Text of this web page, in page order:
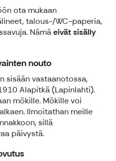
ota mukaan
talous-/WC-paperia,
Nämäeivät sisälly
nouto
sisään vastaanotossa,
Alapitkä (Lapinlahti).
mökille. Mökille voi
Ilmoitathan meille
sillä
päivystä.